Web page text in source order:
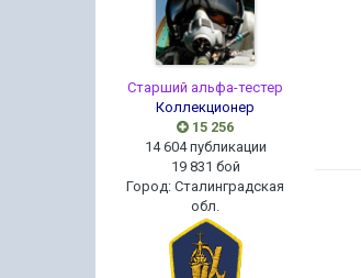
Старший альфа-тестер
Коллекционер
15 256
14 604 публикации
19 831 бой
Город:Сталинградская
обл.